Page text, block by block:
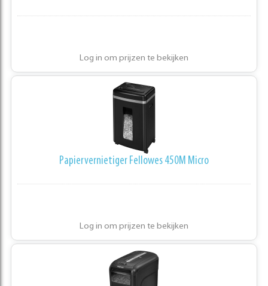
Log in om prijzen te bekijken
Papiervernietiger Fellowes 450M Micro
Log in om prijzen te bekijken